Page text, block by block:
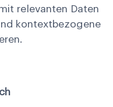
relevanten Daten
kontextbezogene